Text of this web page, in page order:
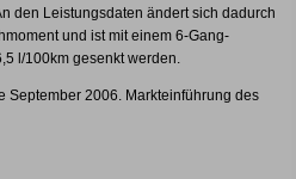
den Leistungsdaten ändert sich dadurch
und ist mit einem 6-Gang-
l/100km gesenkt werden.
September 2006. Markteinführung des